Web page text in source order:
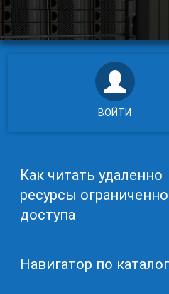
ВОЙТИ
Как читать удаленно
ресурсы
доступа
Навигатор по